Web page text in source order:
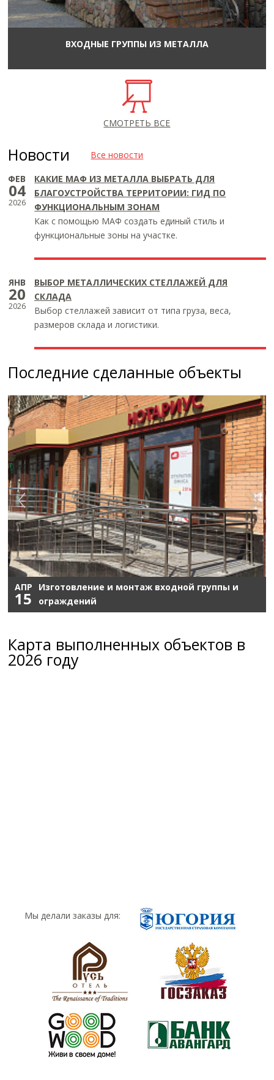
ВХОДНЫЕ ГРУППЫ ИЗ МЕТАЛЛА
СМОТРЕТЬ ВСЕ
Новости Все новости
ФЕВ
04
2026
КАКИЕ МАФ ИЗ МЕТАЛЛА ВЫБРАТЬ ДЛЯ
БЛАГОУСТРОЙСТВА ТЕРРИТОРИИ: ГИД ПО
ФУНКЦИОНАЛЬНЫМ ЗОНАМ
Как с помощью МАФ создать единый стиль и
функциональные зоны на участке.
ЯНВ
20
2026
ВЫБОР МЕТАЛЛИЧЕСКИХ СТЕЛЛАЖЕЙ ДЛЯ
СКЛАДА
Выбор стеллажей зависит от типа груза, веса,
размеров склада и логистики.
Последние сделанные объекты
АПР
15
Изготовление и монтаж входной группы и
ограждений
Карта выполненных объектов в
2026 году
Мы делали заказы для: